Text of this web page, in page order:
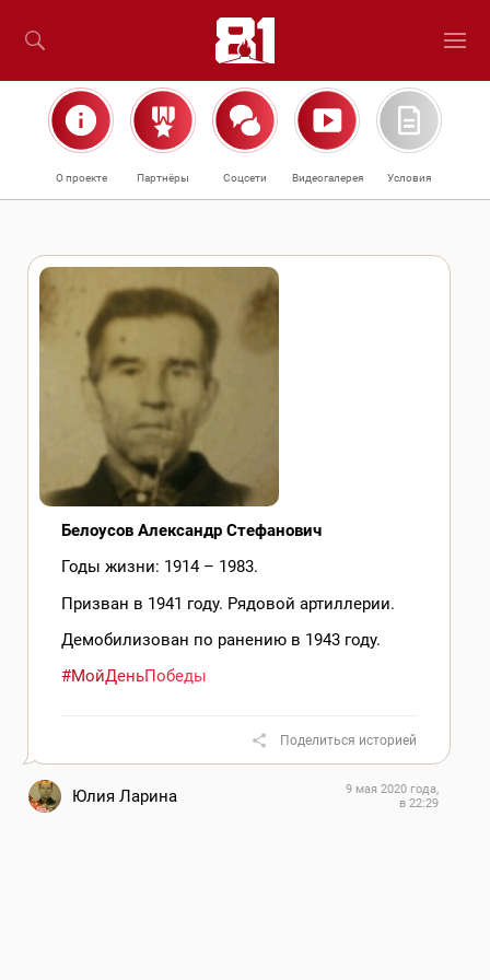
О проекте Партнёры Соцсети Видеогалерея Условия
Белоусов Александр Стефанович
Годы жизни: 1914 – 1983.
Призван в 1941 году. Рядовой артиллерии.
Демобилизован по ранению в 1943 году.
#МойДеньПобеды
Поделиться историей
Юлия Ларина
9 мая 2020 года,
в 22:29